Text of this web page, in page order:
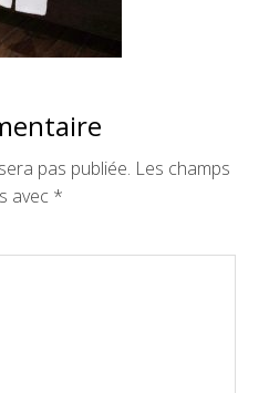
pas publiée. Les champs
avec *